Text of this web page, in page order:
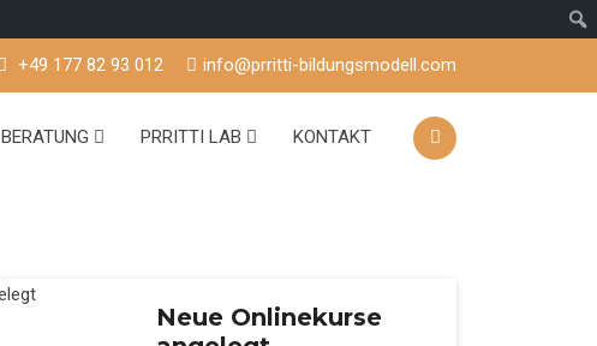
+49 177 82 93 012 info@prritti-bildungsmodell.com
BERATUNG PRRITTI LAB KONTAKT
Neue Onlinekurse